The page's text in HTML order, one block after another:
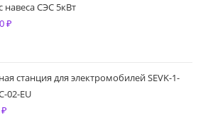
навеса СЭС 5кВт
₽
станция для электромобилей SEVK-1-
02-EU
₽